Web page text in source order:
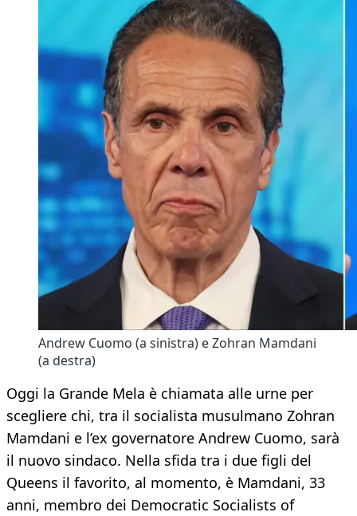
Andrew Cuomo (a sinistra) e Zohran Mamdani
(a destra)
Oggi la Grande Mela è chiamata alle urne per
scegliere chi, tra il socialista musulmano Zohran
Mamdani e l’ex governatore Andrew Cuomo, sarà
il nuovo sindaco. Nella sfida tra i due figli del
Queens il favorito, al momento, è Mamdani, 33
anni, membro dei Democratic Socialists of